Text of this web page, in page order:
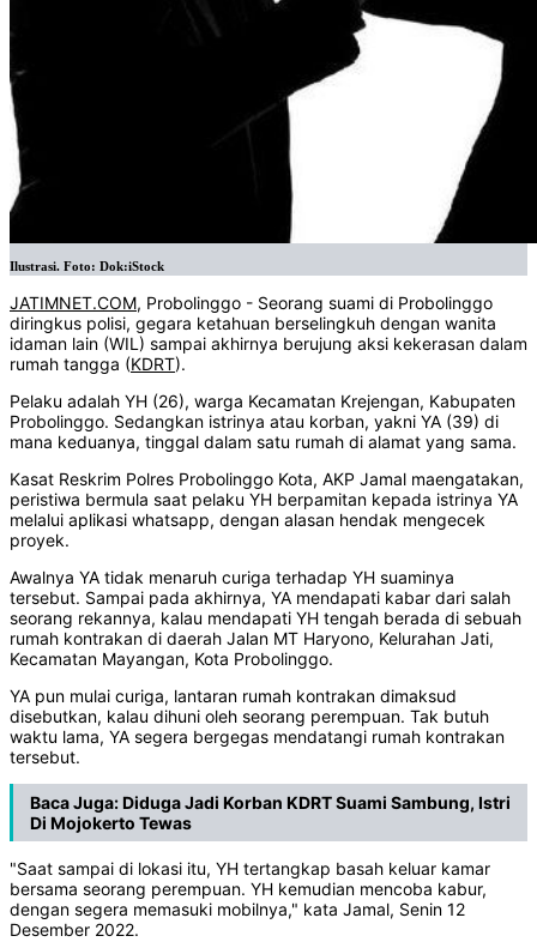
Ilustrasi. Foto: Dok:iStock
JATIMNET.COM, Probolinggo - Seorang suami di Probolinggo
diringkus polisi, gegara ketahuan berselingkuh dengan wanita
idaman lain (WIL) sampai akhirnya berujung aksi kekerasan dalam
rumah tangga (KDRT).
Pelaku adalah YH (26), warga Kecamatan Krejengan, Kabupaten
Probolinggo. Sedangkan istrinya atau korban, yakni YA (39) di
mana keduanya, tinggal dalam satu rumah di alamat yang sama.
Kasat Reskrim Polres Probolinggo Kota, AKP Jamal maengatakan,
peristiwa bermula saat pelaku YH berpamitan kepada istrinya YA
melalui aplikasi whatsapp, dengan alasan hendak mengecek
proyek.
Awalnya YA tidak menaruh curiga terhadap YH suaminya
tersebut. Sampai pada akhirnya, YA mendapati kabar dari salah
seorang rekannya, kalau mendapati YH tengah berada di sebuah
rumah kontrakan di daerah Jalan MT Haryono, Kelurahan Jati,
Kecamatan Mayangan, Kota Probolinggo.
YA pun mulai curiga, lantaran rumah kontrakan dimaksud
disebutkan, kalau dihuni oleh seorang perempuan. Tak butuh
waktu lama, YA segera bergegas mendatangi rumah kontrakan
tersebut.
Baca Juga:Diduga Jadi Korban KDRT Suami Sambung, Istri
Di Mojokerto Tewas
"Saat sampai di lokasi itu, YH tertangkap basah keluar kamar
bersama seorang perempuan. YH kemudian mencoba kabur,
dengan segera memasuki mobilnya," kata Jamal, Senin 12
Desember 2022.